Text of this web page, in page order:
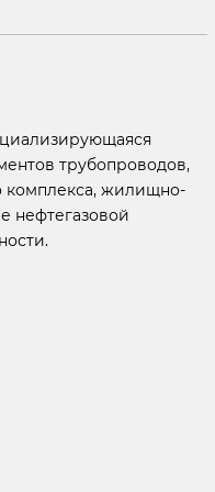
трубопроводов,
комплекса, жилищно-
нефтегазовой